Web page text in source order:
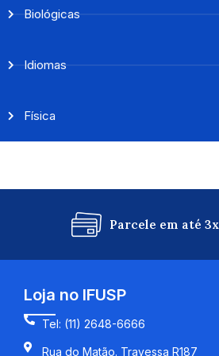
Biológicas
Idiomas
Física
Parcele em até
Loja no IFUSP
Tel: (11) 2648-6666
Rua do Matão. Travessa R187